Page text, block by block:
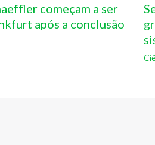
começam a ser
após a conclusão